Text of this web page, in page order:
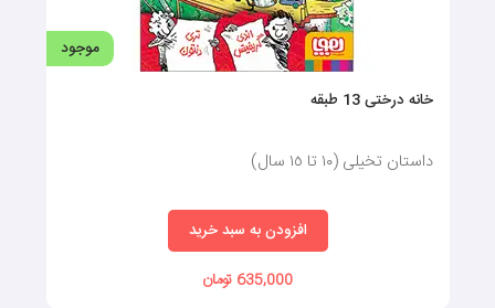
موجود
خانه درختی 13 طبقه
داستان تخیلی (١٠ تا ١٥ سال)
افزودن به سبد خرید
635,000 تومان